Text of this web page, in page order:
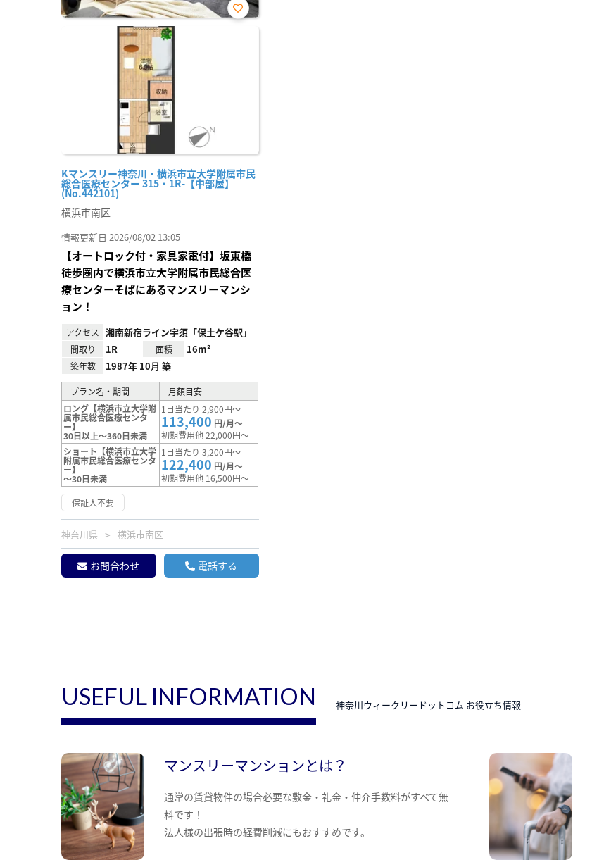
Kマンスリー神奈川・横浜市立大学附属市民
総合医療センター 315・1R-【中部屋】
(No.442101)
お気
横浜市南区
情報更新日 2026/08/02 13:05
【オートロック付・家具家電付】坂東橋
徒歩圏内で横浜市立大学附属市民総合医
療センターそばにあるマンスリーマンシ
ョン！
アクセス 湘南新宿ライン宇須「保土ケ谷駅」
間取り 1R 面積 16m²
築年数 1987年 10月 築
プラン名・期間
月額目安
ロング【横浜市立大学附
属市民総合医療センタ
ー】
30日以上～360日未満
1日当たり 2,900円～
113,400 円/月～
初期費用他 22,000円～
ショート【横浜市立大学
附属市民総合医療センタ
ー】
～30日未満
1日当たり 3,200円～
122,400 円/月～
初期費用他 16,500円～
保証人不要
神奈川県 横浜市南区
お問合わせ 電話する
USEFUL INFORMATION 神奈川ウィークリードットコム お役立ち情報
マンスリーマンションとは？
通常の賃貸物件の場合必要な敷金・礼金・仲介手数料がすべて無
料です！
法人様の出張時の経費削減にもおすすめです。